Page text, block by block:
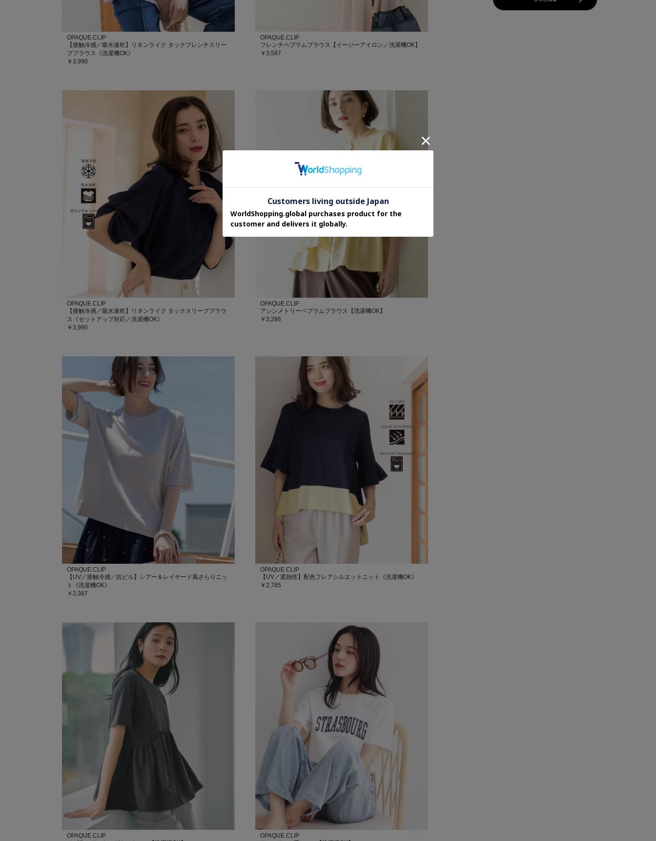
OPAQUE.CLIP
【接触冷感／吸水速乾】リネンライク タックフレンチスリー
ブブラウス《洗濯機OK》
￥3,990
OPAQUE.CLIP
フレンチペプラムブラウス【イージーアイロン／洗濯機OK】
￥3,587
OPAQUE.CLIP
【接触冷感／吸水速乾】リネンライク タックスリーブブラウ
ス《セットアップ対応／洗濯機OK》
￥3,990
OPAQUE.CLIP
アシンメトリーペプラムブラウス【洗濯機OK】
￥3,286
OPAQUE.CLIP
【UV／接触冷感／抗ピル】シアー＆レイヤード風さらりニッ
ト《洗濯機OK》
￥2,387
OPAQUE.CLIP
【UV／遮熱性】配色フレアシルエットニット《洗濯機OK》
￥2,785
OPAQUE.CLIP
OPAQUE.CLIP